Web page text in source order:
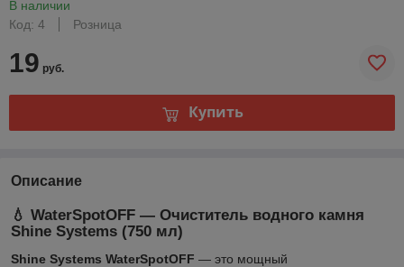
В наличии
Код: 4
Розница
19 руб.
Купить
Описание
💧 WaterSpotOFF — Очиститель водного камня
Shine Systems (750 мл)
Shine Systems WaterSpotOFF — это мощный